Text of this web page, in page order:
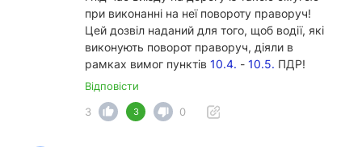
при виконанні на неї повороту праворуч!
Цей дозвіл наданий для того, щоб водії, які
виконують поворот праворуч, діяли в
рамках вимог пунктів 10.4. - 10.5. ПДР!
Відповісти
3
3 0